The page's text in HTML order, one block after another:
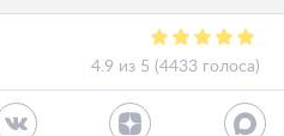
4.9 из 5 (4433 голоса)